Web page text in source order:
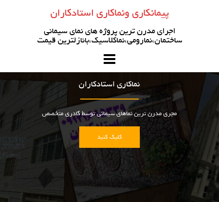
پیمانکاری ونماکاری استادکاران
اجرای مدرن ترین پروژه های نمای سیمانی
ساختمان،نمارومی،نماکلاسیک،بانازلترین قیمت
نماکاری استادکاران
مجری مدرن ترین نماهای سیمانی توسط کادری متخصص
کلیک کنید